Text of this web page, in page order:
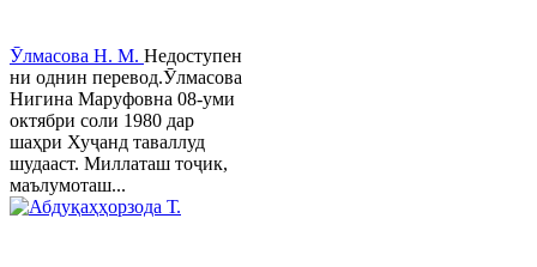
Ӯлмасова Н. М. Недоступен
ни однин перевод.Ӯлмасова
Нигина Маруфовна 08-уми
октябри соли 1980 дар
шаҳри Хуҷанд таваллуд
шудааст. Миллаташ тоҷик,
маълумоташ...